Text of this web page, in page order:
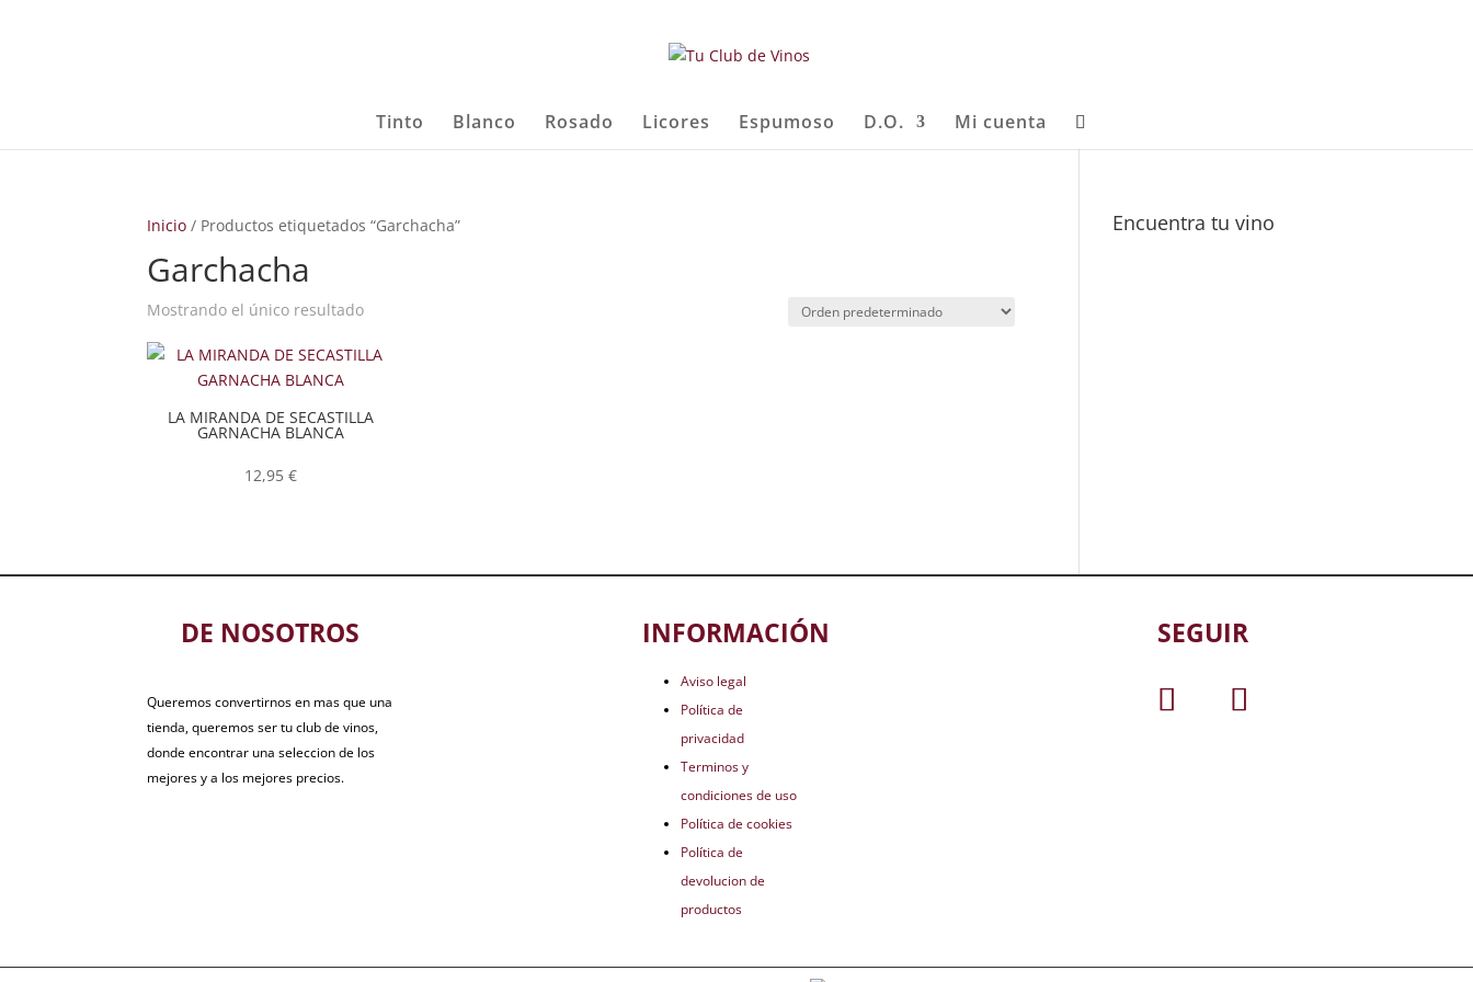
Tinto Blanco Rosado Licores Espumoso D.O. Mi cuenta
Inicio / Productos etiquetados “Garchacha”
Garchacha
Mostrando el único resultado
LA MIRANDA DE SECASTILLA
GARNACHA BLANCA
12,95 €
Encuentra tu vino
DE NOSOTROS
Queremos convertirnos en mas que una
tienda, queremos ser tu club de vinos,
donde encontrar una seleccion de los
mejores y a los mejores precios.
INFORMACIÓN
Aviso legal
Política de
privacidad
Terminos y
condiciones de uso
Política de cookies
Política de
devolucion de
productos
SEGUIR